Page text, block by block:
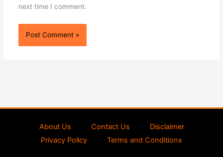
next time I comment.
About Us Contact Us
Disclaimer
Privacy Policy
Terms and Conditions